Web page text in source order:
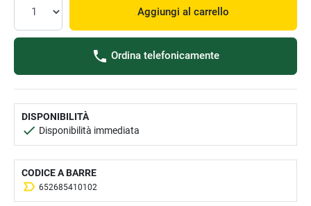
Aggiungi al carrello
Ordina telefonicamente
DISPONIBILITÀ
Disponibilità immediata
CODICE A BARRE
652685410102